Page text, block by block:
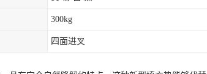
300kg
四面进叉